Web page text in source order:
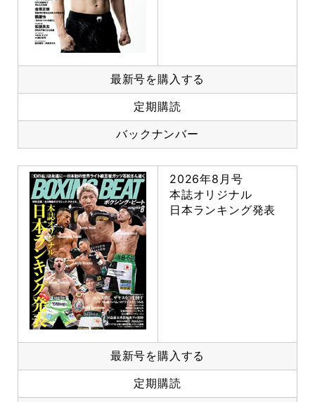
最新号を購入する
定期購読
バックナンバー
2026年8月号
本誌オリジナル
日本ランキング発表
最新号を購入する
定期購読